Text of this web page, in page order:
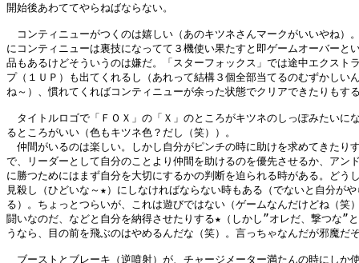
開始後あわててやらねばならない。
コンティニューがつくのは嬉しい（あのキツネさんマークがいいやね）
にコンティニューは裏技になってて３機使い果たすと即ゲームオーバーと
品もあるけどそういうのは嫌だ。「スターフォックス」では途中エクスト
プ（１ＵＰ）も出てくれるし（あれって結構３個全部当てるのむずかしい
ね～）、慣れてくればコンティニューが余った状態でクリアできたりもす
タイトルロゴで「ＦＯＸ」の「Ｘ」のところがキツネのしっぽみたいに
るところがいい（色もキツネ色？だし（笑））。
仲間がいるのは楽しい。しかし自分がピンチの時に助けを求めてきたり
で、リーダーとして自分のことより仲間を助けるのを優先させるか、アン
に勝つためにはまず自分を大切にするかの判断を迫られる時がある。どう
見殺し（ひどいな～★）にしなければならない時もある（でないと自分がや
る）。ちょっとつらいが、これは遊びではない（ゲームなんだけどね（笑
闘いなのだ、などと自分を納得させたりする★（しかし”オレだ、撃つな”
うなら、目の前を飛ぶのはやめるんだな（笑）。言っちゃなんだが邪魔だ
ブーストとブレーキ（逆噴射）が、チャージメーター満たんの時にしか